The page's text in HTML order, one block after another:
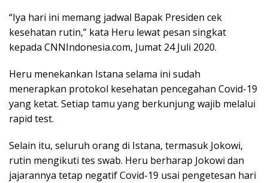
“Iya hari ini memang jadwal Bapak Presiden cek
kesehatan rutin,” kata Heru lewat pesan singkat
kepada CNNIndonesia.com, Jumat 24 Juli 2020.
Heru menekankan Istana selama ini sudah
menerapkan protokol kesehatan pencegahan Covid-19
yang ketat. Setiap tamu yang berkunjung wajib melalui
rapid test.
Selain itu, seluruh orang di Istana, termasuk Jokowi,
rutin mengikuti tes swab. Heru berharap Jokowi dan
jajarannya tetap negatif Covid-19 usai pengetesan hari